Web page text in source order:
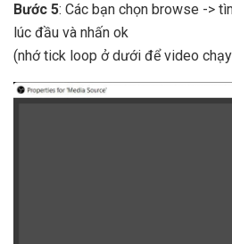
Bước 5: Các bạn chọn browse ->
lúc đầu và nhấn ok
(nhớ tick loop ở dưới để video